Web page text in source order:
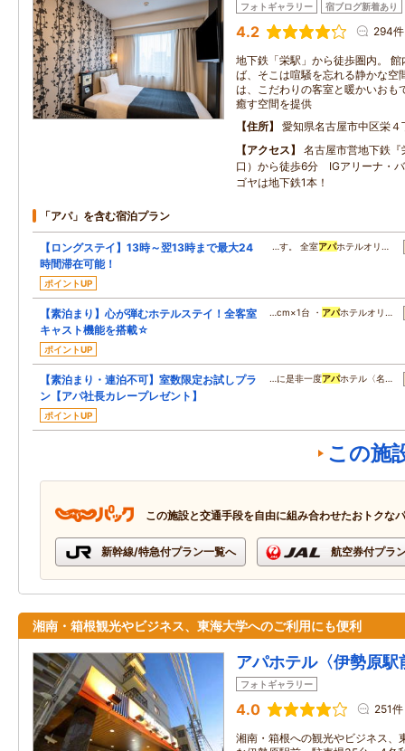
フォトギャラリー 宿ブログ新着あり
4.2 294件
地下鉄「栄駅」から徒歩圏内。
ば、そこは喧騒を忘れる静かな空
は、こだわりの客室と暖かいおも
癒す空間を提供
住所
愛知県名古屋市中区栄４
アクセス
名古屋市営地下鉄『
口）から徒歩6分 IGアリーナ・
ゴヤは地下鉄1本！
「アパ」を含む宿泊プラン
【ロングステイ】13時～翌13時まで最大24
時間滞在可能！
ポイントUP
…す。 全室アパホテルオリ…
【素泊まり】心が弾むホテルステイ！全客室
キャスト機能を搭載☆
ポイントUP
…cm×1台 ・ アパホテルオリ…
【素泊まり・連泊不可】室数限定お試しプラ
ン【アパ社長カレープレゼント】
ポイントUP
…に是非一度アパホテル〈名…
この施
この施設と交通手段を自由に組み合わせたおトクな
新幹線/特急付プラン一覧へ 航空券付プラ
湘南・箱根観光やビジネス、東海大学へのご利用にも便利
アパホテル〈伊勢原駅
フォトギャラリー
4.0 251件
湘南・箱根への観光やビジネス、